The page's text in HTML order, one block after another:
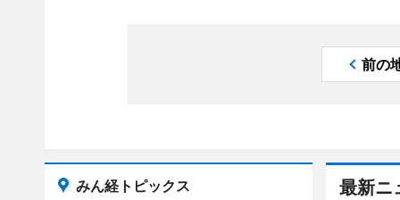
前の
最新ニ
みん経トピックス